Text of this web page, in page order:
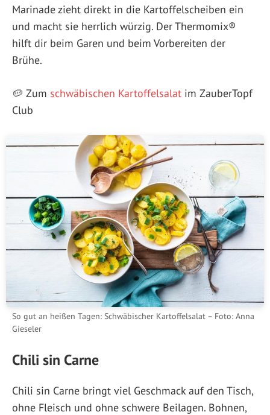
Marinade zieht direkt in die Kartoffelscheiben ein
und macht sie herrlich würzig. Der Thermomix®
hilft dir beim Garen und beim Vorbereiten der
Brühe.
🥔 Zum schwäbischen Kartoffelsalat im ZauberTopf
Club
So gut an heißen Tagen: Schwäbischer Kartoffelsalat – Foto: Anna
Gieseler
Chili sin Carne
Chili sin Carne bringt viel Geschmack auf den Tisch,
ohne Fleisch und ohne schwere Beilagen. Bohnen,